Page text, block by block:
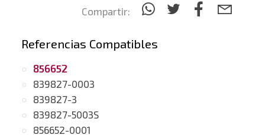
Compartir:
Referencias Compatibles
856652
839827-0003
839827-3
839827-5003S
856652-0001